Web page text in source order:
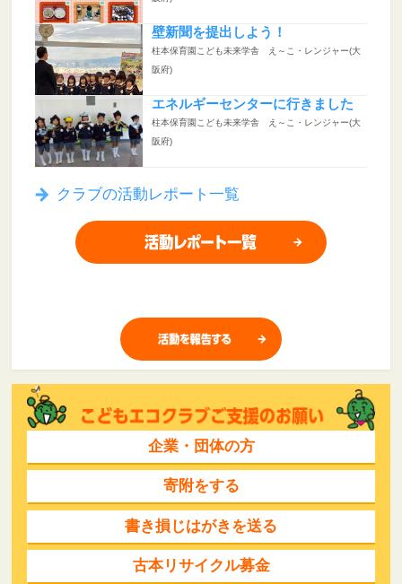
壁新聞を提出しよう！
柱本保育園こども未来学舎 え～こ・レンジャー(大
阪府)
エネルギーセンターに行きました
柱本保育園こども未来学舎 え～こ・レンジャー(大
阪府)
クラブの活動レポート一覧
企業・団体の方
寄附をする
書き損じはがきを送る
古本リサイクル募金